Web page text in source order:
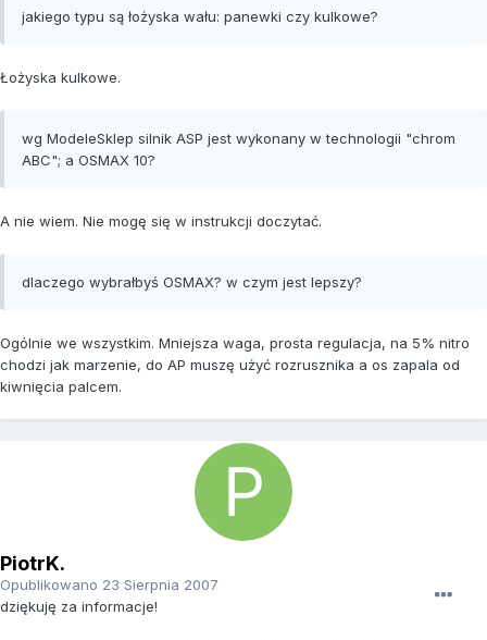
jakiego typu są łożyska wału: panewki czy kulkowe?
Łożyska kulkowe.
wg ModeleSklep silnik ASP jest wykonany w technologii "chrom
ABC"; a OSMAX 10?
A nie wiem. Nie mogę się w instrukcji doczytać.
dlaczego wybrałbyś OSMAX? w czym jest lepszy?
Ogólnie we wszystkim. Mniejsza waga, prosta regulacja, na 5% nitro
chodzi jak marzenie, do AP muszę użyć rozrusznika a os zapala od
kiwnięcia palcem.
PiotrK.
Opublikowano 23 Sierpnia 2007
dziękuję za informacje!